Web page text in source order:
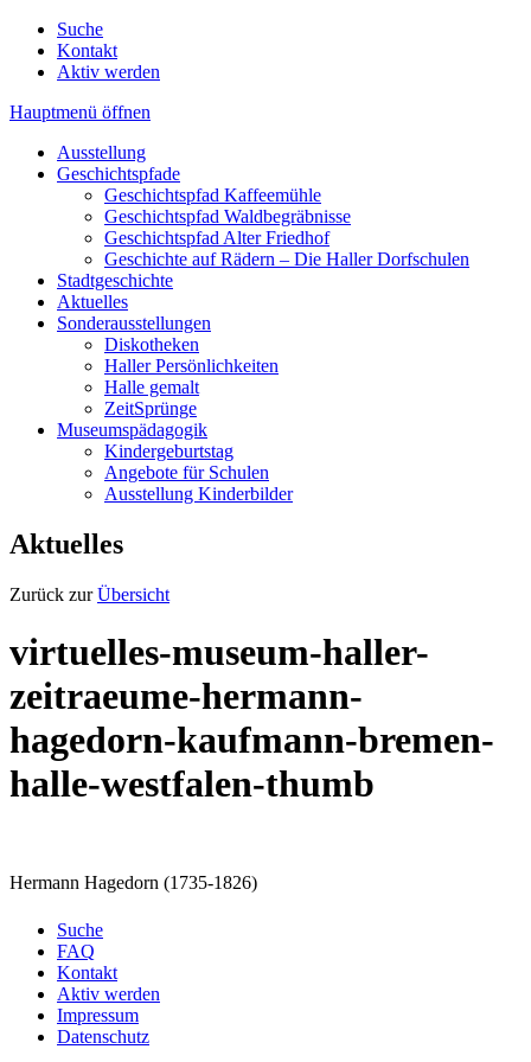
Suche
Kontakt
Aktiv werden
Hauptmenü öffnen
Ausstellung
Geschichtspfade
Geschichtspfad Kaffeemühle
Geschichtspfad Waldbegräbnisse
Geschichtspfad Alter Friedhof
Geschichte auf Rädern – Die Haller Dorfschulen
Stadtgeschichte
Aktuelles
Sonderausstellungen
Diskotheken
Haller Persönlichkeiten
Halle gemalt
ZeitSprünge
Museumspädagogik
Kindergeburtstag
Angebote für Schulen
Ausstellung Kinderbilder
Aktuelles
Zurück zurÜbersicht
virtuelles-museum-haller-
zeitraeume-hermann-
hagedorn-kaufmann-bremen-
halle-westfalen-thumb
Hermann Hagedorn (1735-1826)
Suche
FAQ
Kontakt
Aktiv werden
Impressum
Datenschutz